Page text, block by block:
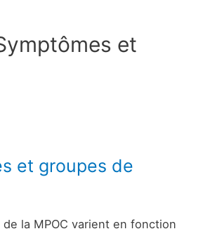
et
et groupes de
la MPOC varient en fonction